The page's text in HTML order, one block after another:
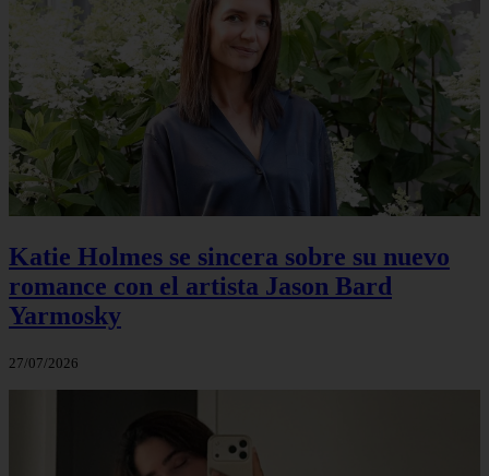
Katie Holmes se sincera sobre su nuevo
romance con el artista Jason Bard
Yarmosky
27/07/2026